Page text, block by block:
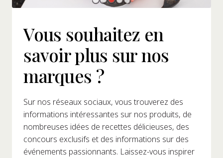
Vous souhaitez en
savoir plus sur nos
marques ?
Sur nos réseaux sociaux, vous trouverez des
informations intéressantes sur nos produits, de
nombreuses idées de recettes délicieuses, des
concours exclusifs et des informations sur des
événements passionnants. Laissez-vous inspirer